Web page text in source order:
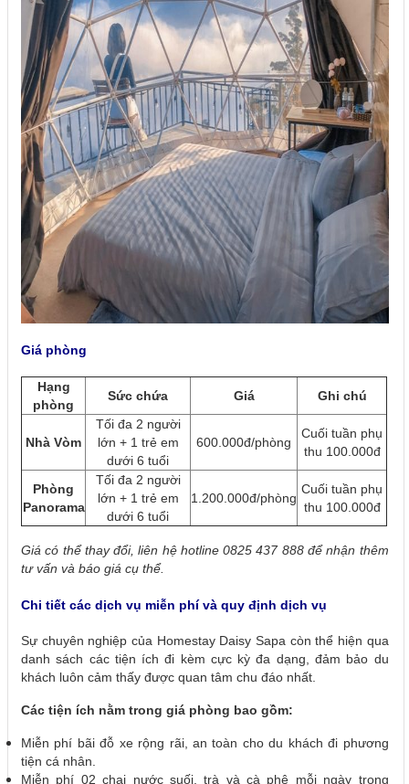
Giá phòng
Hạng
phòng
Sức chứa Giá Ghi chú
Nhà Vòm
Tối đa 2 người
lớn + 1 trẻ em
dưới 6 tuổi
600.000đ/phòng
Cuối tuần phụ
thu 100.000đ
Phòng
Panorama
Tối đa 2 người
lớn + 1 trẻ em
dưới 6 tuổi
1.200.000đ/phòng
Cuối tuần phụ
thu 100.000đ
Giá có thể thay đổi, liên hệ hotline 0825 437 888 để nhận thêm
tư vấn và báo giá cụ thể.
Chi tiết các dịch vụ miễn phí và quy định dịch vụ
Sự chuyên nghiệp của Homestay Daisy Sapa còn thể hiện qua
danh sách các tiện ích đi kèm cực kỳ đa dạng, đảm bảo du
khách luôn cảm thấy được quan tâm chu đáo nhất.
Các tiện ích nằm trong giá phòng bao gồm:
Miễn phí bãi đỗ xe rộng rãi, an toàn cho du khách đi phương
tiện cá nhân.
Miễn phí 02 chai nước suối, trà và cà phê mỗi ngày trong